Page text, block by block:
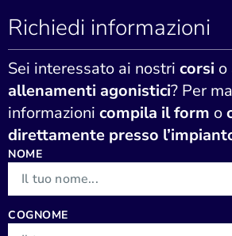
Richiedi informazioni
Sei interessato ai nostri corsi o
allenamenti agonistici? Per
informazioni compila il form o
direttamente presso
NOME
COGNOME